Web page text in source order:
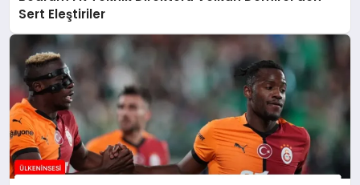
Sert Eleştiriler